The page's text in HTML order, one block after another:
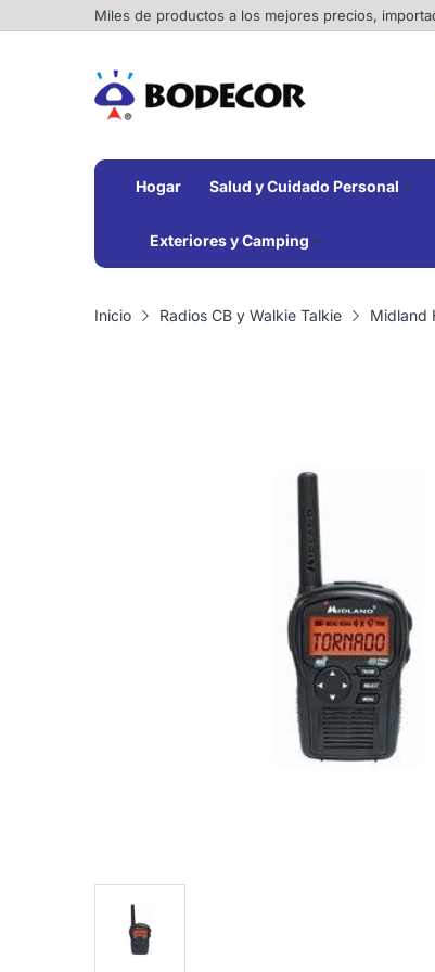
Miles de productos a los mejores precios,
Hogar Salud y Cuidado Personal
Exteriores y Camping
Inicio Radios CB y Walkie Talkie Midland